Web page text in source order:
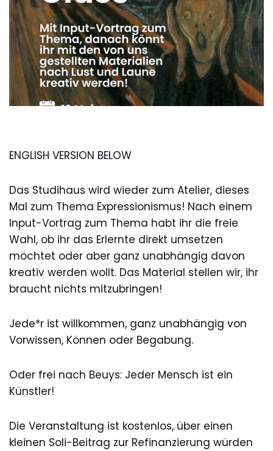
ENGLISH VERSION BELOW
Das Studihaus wird wieder zum Atelier, dieses
Mal zum Thema Expressionismus! Nach einem
Input-Vortrag zum Thema habt ihr die freie
Wahl, ob ihr das Erlernte direkt umsetzen
möchtet oder aber ganz unabhängig davon
kreativ werden wollt. Das Material stellen wir, ihr
braucht nichts mitzubringen!
Jede*r ist willkommen, ganz unabhängig von
Vorwissen, Können oder Begabung.
Oder frei nach Beuys: Jeder Mensch ist ein
Künstler!
Die Veranstaltung ist kostenlos, über einen
kleinen Soli-Beitrag zur Refinanzierung würden